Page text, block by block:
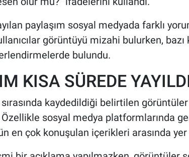
paylaşım sosyal medyada farklı
görüntüyü mizahi bulurken, bazı
bulundu.
KISA SÜREDE
kaydedildiği belirtilen
sosyal medya platformlarında
en çok konuşulan içerikleri arasında yer